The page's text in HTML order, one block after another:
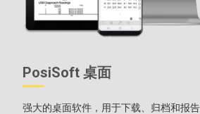
PosiSoft 桌面
强大的桌面软件，用于下载、归档和报